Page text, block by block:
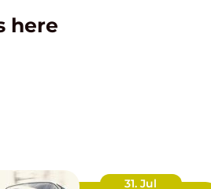
here
31. Jul